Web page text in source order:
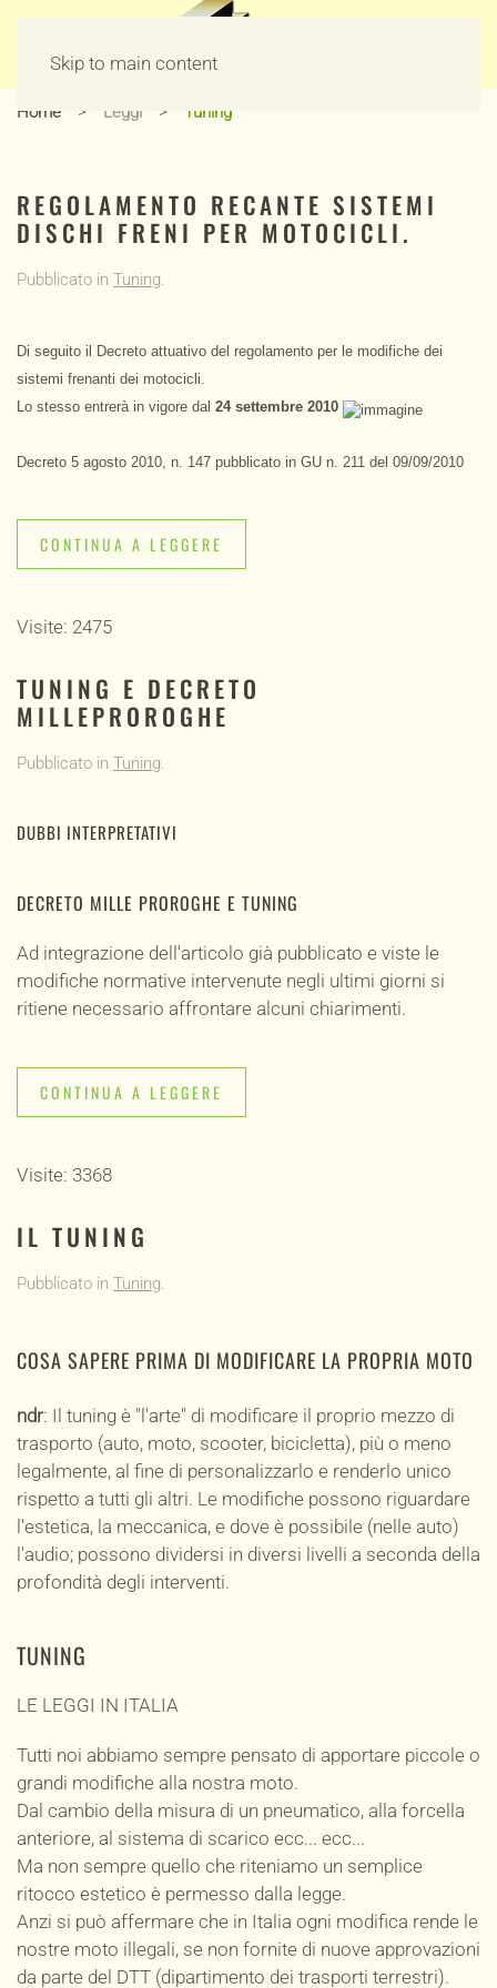
Skip to main content
Home Leggi Tuning
REGOLAMENTO RECANTE SISTEMI
DISCHI FRENI PER MOTOCICLI.
Pubblicato in Tuning.
Di seguito il Decreto attuativo del regolamento per le modifiche dei
sistemi frenanti dei motocicli.
Lo stesso entrerà in vigore dal 24 settembre 2010
Decreto 5 agosto 2010, n. 147 pubblicato in GU n. 211 del 09/09/2010
CONTINUA A LEGGERE
Visite: 2475
TUNING E DECRETO
MILLEPROROGHE
Pubblicato in Tuning.
DUBBI INTERPRETATIVI
DECRETO MILLE PROROGHE E TUNING
Ad integrazione dell'articolo già pubblicato e viste le
modifiche normative intervenute negli ultimi giorni si
ritiene necessario affrontare alcuni chiarimenti.
CONTINUA A LEGGERE
Visite: 3368
IL TUNING
Pubblicato in Tuning.
COSA SAPERE PRIMA DI MODIFICARE LA PROPRIA MOTO
ndr: Il tuning è "l'arte" di modificare il proprio mezzo di
trasporto (auto, moto, scooter, bicicletta), più o meno
legalmente, al fine di personalizzarlo e renderlo unico
rispetto a tutti gli altri. Le modifiche possono riguardare
l'estetica, la meccanica, e dove è possibile (nelle auto)
l'audio; possono dividersi in diversi livelli a seconda della
profondità degli interventi.
TUNING
LE LEGGI IN ITALIA
Tutti noi abbiamo sempre pensato di apportare piccole o
grandi modifiche alla nostra moto.
Dal cambio della misura di un pneumatico, alla forcella
anteriore, al sistema di scarico ecc... ecc...
Ma non sempre quello che riteniamo un semplice
ritocco estetico è permesso dalla legge.
Anzi si può affermare che in Italia ogni modifica rende le
nostre moto illegali, se non fornite di nuove approvazioni
da parte del DTT (dipartimento dei trasporti terrestri).